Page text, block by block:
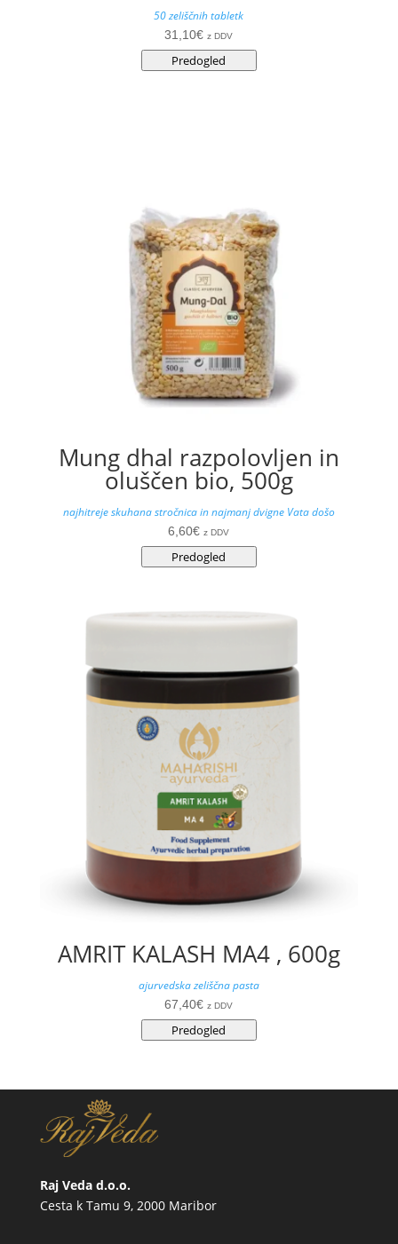
50 zeliščnih tabletk
31,10€ z DDV
Predogled
Mung dhal razpolovljen in
oluščen bio, 500g
najhitreje skuhana stročnica in najmanj dvigne Vata došo
6,60€ z DDV
Predogled
AMRIT KALASH MA4 , 600g
ajurvedska zeliščna pasta
67,40€ z DDV
Predogled
Raj Veda d.o.o.
Cesta k Tamu 9, 2000 Maribor